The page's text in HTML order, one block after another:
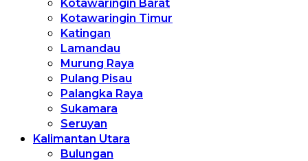
Kotawaringin Barat
Kotawaringin Timur
Katingan
Lamandau
Murung Raya
Pulang Pisau
Palangka Raya
Sukamara
Seruyan
Kalimantan Utara
Bulungan